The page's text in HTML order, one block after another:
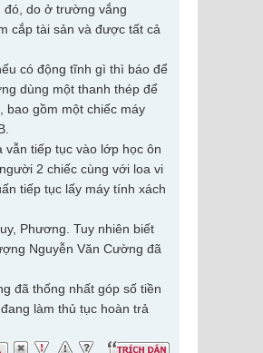
đó, do ở trường vắng
cắp tài sản và được tất cả
có động tĩnh gì thì báo để
dùng một thanh thép để
bao gồm một chiếc máy
vẫn tiếp tục vào lớp học ôn
2 chiếc cùng với loa vi
tiếp tục lấy máy tính xách
Phương. Tuy nhiên biết
Nguyễn Văn Cường đã
đã thống nhất góp số tiền
làm thủ tục hoàn trả